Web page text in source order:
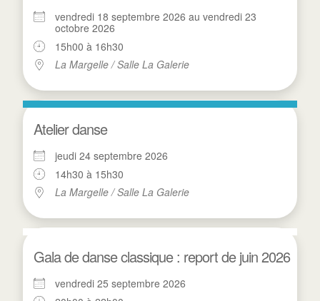
vendredi 18 septembre 2026 au vendredi 23
octobre 2026
15h00 à 16h30
La Margelle / Salle La Galerie
Atelier danse
jeudi 24 septembre 2026
14h30 à 15h30
La Margelle / Salle La Galerie
Gala de danse classique : report de juin 2026
vendredi 25 septembre 2026